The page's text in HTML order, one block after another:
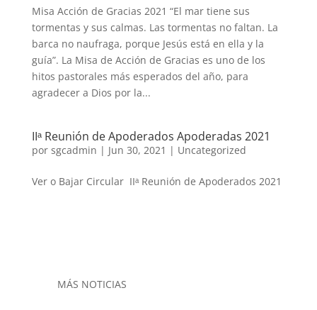
Misa Acción de Gracias 2021 “El mar tiene sus
tormentas y sus calmas. Las tormentas no faltan. La
barca no naufraga, porque Jesús está en ella y la
guía”. La Misa de Acción de Gracias es uno de los
hitos pastorales más esperados del año, para
agradecer a Dios por la...
IIᵃ Reunión de Apoderados Apoderadas 2021
por sgcadmin | Jun 30, 2021 | Uncategorized
Ver o Bajar Circular IIᵃ Reunión de Apoderados 2021
MÁS NOTICIAS